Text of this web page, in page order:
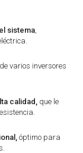
sistema
de varios inversores
calidad, que le
óptimo para